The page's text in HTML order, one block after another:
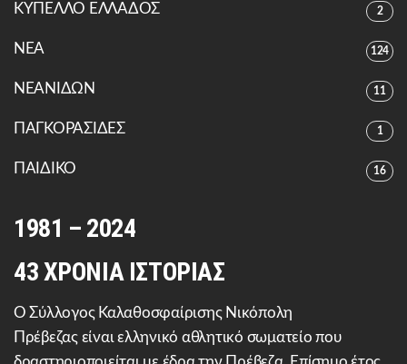
ΚΥΠΕΛΛΟ ΕΛΛΑΔΟΣ 2
ΝΕΑ 124
ΝΕΑΝΙΔΩΝ 11
ΠΑΓΚΟΡΑΣΙΔΕΣ 1
ΠΑΙΔΙΚΟ 16
1981 – 2024
43 ΧΡΟΝΙΑ ΙΣΤΟΡΙΑΣ
Ο Σύλλογος Καλαθοσφαίρισης Νικόπολη
Πρέβεζας είναι ελληνικό αθλητικό σωματείο που